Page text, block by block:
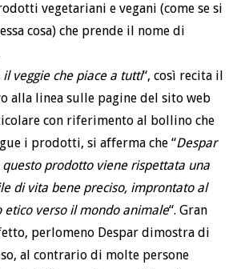
vegetariani e vegani (come se si
cosa) che prende il nome di
il veggie che piace a tutti“, così recita il
alla linea sulle pagine del sito web
con riferimento al bollino che
i prodotti, si afferma che “Despar
questo prodotto viene rispettata una
di vita bene preciso, improntato al
etico verso il mondo animale“. Gran
perlomeno Despar dimostra di
al contrario di molte persone